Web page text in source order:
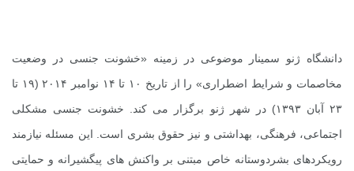
دانشگاه ژنو سمینار
موضوعی در زمینه «خشونت جنسی در وضعیت
مخاصمات و شرایط اضطراری» را از تاریخ ۱۰ تا ۱۴ نوامبر ۲۰۱۴ (۱۹ تا
۲۳ آبان ۱۳۹۳) در شهر ژنو برگزار می کند. خشونت جنسی مشکلی
اجتماعی، فرهنگی، بهداشتی و نیز حقوق بشری است. این مسئله نیازمند
رویکردهای بشردوستانه خاص مبتنی بر واکنش های پیگشیرانه و حمایتی